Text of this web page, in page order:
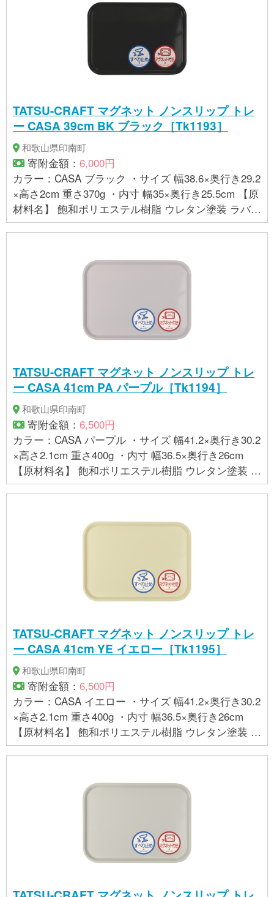
・曲面は落下の恐れがありますので貼り付けないで
ください。 ・テレビやパソコン、フロッピーディス
クなど磁力の影響を受ける場所に置かないでくださ
い。 ・この商品は、家庭用の食洗機に対応しており
ますが、業務用の食洗機には対応しておりません。
いることがございますが、使用上問題ございませ
ん。予めご了承ください。 ・布地を一枚一枚成型し
ていますので、お届けする商品によって絵柄の位置
や風合いが多少異なることがあります。 ・商品の色
は、お使いのブラウザやモニターによって実際の色
と若干異なる場合がございます。ご了承下さい。
【製造】 株式会社 橋本達之助工芸（和歌山県海南
市）
TATSU-CRAFT マグネット ノンスリップ トレ
ー CASA 39cm BK ブラック［Tk1193］
和歌山県印南町
寄附金額： 6,000円
カラー：CASA ブラック ・サイズ 幅38.6×奥行き29.2
×高さ2cm 重さ370g ・内寸 幅35×奥行き25.5cm 【原
材料名】 飽和ポリエステル樹脂 ウレタン塗装 ラバー
マグネット 【お取り扱いに関する注意事項】 ・金属
・曲面は落下の恐れがありますので貼り付けないで
い。 ・この商品は、家庭用の食洗機に対応しており
ますが、業務用の食洗機には対応しておりません。
いることがございますが、使用上問題ございませ
ん。予めご了承ください。 ・布地を一枚一枚成型し
ていますので、お届けする商品によって絵柄の位置
や風合いが多少異なることがあります。 ・商品の色
は、お使いのブラウザやモニターによって実際の色
と若干異なる場合がございます。ご了承下さい。
【製造】 株式会社 橋本達之助工芸（和歌山県海南
市）
TATSU-CRAFT マグネット ノンスリップ トレ
ー CASA 41cm PA パープル［Tk1194］
和歌山県印南町
寄附金額： 6,500円
カラー：CASA パープル ・サイズ 幅41.2×奥行き30.2
×高さ2.1cm 重さ400g ・内寸 幅36.5×奥行き26cm
【原材料名】 飽和ポリエステル樹脂 ウレタン塗装 ラ
バーマグネット 【お取り扱いに関する注意事項】 ・
い。 ・曲面は落下の恐れがありますので貼り付けな
ださい。 ・この商品は、家庭用の食洗機に対応して
おりますが、業務用の食洗機には対応しておりませ
じていることがございますが、使用上問題ございま
せん。予めご了承ください。 ・布地を一枚一枚成型
していますので、お届けする商品によって絵柄の位
置や風合いが多少異なることがあります。 ・商品の
色は、お使いのブラウザやモニターによって実際の
色と若干異なる場合がございます。ご了承下さい。
【製造】 株式会社 橋本達之助工芸（和歌山県海南
市）
TATSU-CRAFT マグネット ノンスリップ トレ
ー CASA 41cm YE イエロー［Tk1195］
和歌山県印南町
寄附金額： 6,500円
カラー：CASA イエロー ・サイズ 幅41.2×奥行き30.2
×高さ2.1cm 重さ400g ・内寸 幅36.5×奥行き26cm
【原材料名】 飽和ポリエステル樹脂 ウレタン塗装 ラ
バーマグネット 【お取り扱いに関する注意事項】 ・
い。 ・曲面は落下の恐れがありますので貼り付けな
ださい。 ・この商品は、家庭用の食洗機に対応して
おりますが、業務用の食洗機には対応しておりませ